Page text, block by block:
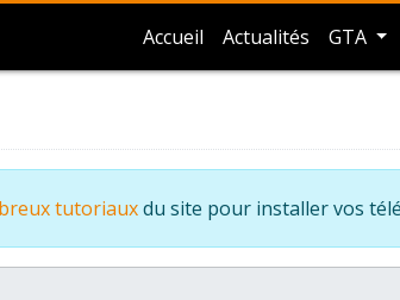
Accueil Actualités GTA
tutoriauxdu site pour installer vos